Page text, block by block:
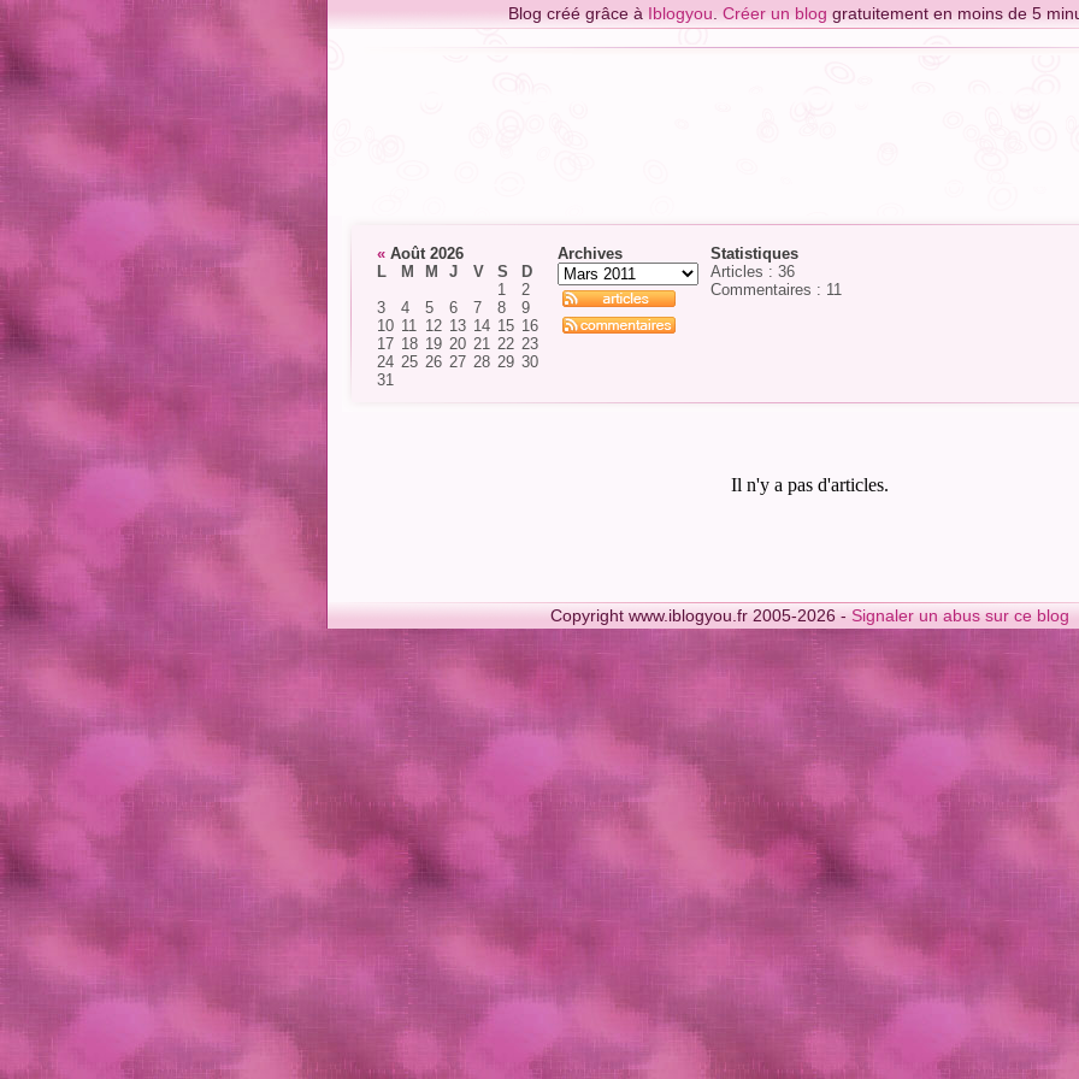
Blog créé grâce à Iblogyou Créer un blog gratuitement en moins de 5
« Août 2026
L
M M J V S
D
1
2
3
4 5 6 7 8
9
10 11 12 13 14 15 16
17 18 19 20 21 22 23
24 25 26 27 28 29 30
31
Archives
Statistiques
Articles : 36
Commentaires : 11
Il n'y a pas d'articles.
Copyright www.iblogyou.fr 2005-2026 -Signaler un abus sur ce blog